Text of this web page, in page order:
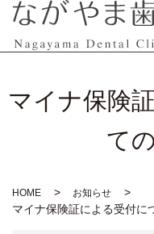
マイナ保険
て
HOME お知らせ
マイナ保険証による受付に